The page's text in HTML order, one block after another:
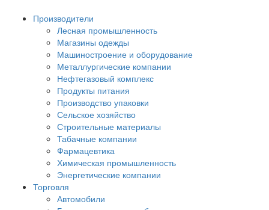
Производители
Лесная промышленность
Магазины одежды
Машиностроение и оборудование
Металлургические компании
Нефтегазовый комплекс
Продукты питания
Производство упаковки
Сельское хозяйство
Строительные материалы
Табачные компании
Фармацевтика
Химическая промышленность
Энергетические компании
Торговля
Автомобили